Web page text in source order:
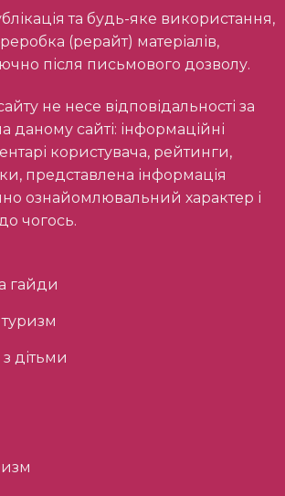
(рерайт) матеріалів,
після письмового дозволу.
даному сайті: інформаційні
користувача, рейтинги,
представлена інформація
ознайомлювальний характер і
чогось.
гайди
дітьми